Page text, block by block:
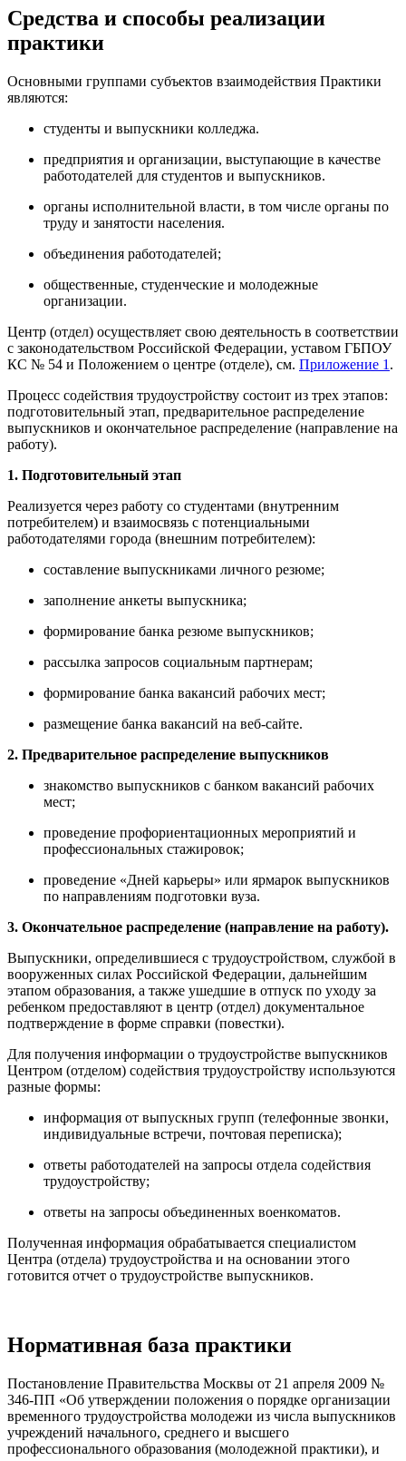
Средства и способы реализации
практики
Основными группами субъектов взаимодействия Практики
являются:
студенты и выпускники колледжа.
предприятия и организации, выступающие в качестве
работодателей для студентов и выпускников.
органы исполнительной власти, в том числе органы по
труду и занятости населения.
объединения работодателей;
общественные, студенческие и молодежные
организации.
Центр (отдел) осуществляет свою деятельность в соответствии
с законодательством Российской Федерации, уставом ГБПОУ
КС № 54 и Положением о центре (отделе), см. Приложение 1 .
Процесс содействия трудоустройству состоит из трех этапов:
подготовительный этап, предварительное распределение
выпускников и окончательное распределение (направление на
работу).
1. Подготовительный этап
Реализуется через работу со студентами (внутренним
потребителем) и взаимосвязь с потенциальными
работодателями города (внешним потребителем):
составление выпускниками личного резюме;
заполнение анкеты выпускника;
формирование банка резюме выпускников;
рассылка запросов социальным партнерам;
формирование банка вакансий рабочих мест;
размещение банка вакансий на веб-сайте.
2. Предварительное распределение выпускников
знакомство выпускников с банком вакансий рабочих
мест;
проведение профориентационных мероприятий и
профессиональных стажировок;
проведение «Дней карьеры» или ярмарок выпускников
по направлениям подготовки вуза.
3. Окончательное распределение (направление на работу).
Выпускники, определившиеся с трудоустройством, службой в
вооруженных силах Российской Федерации, дальнейшим
этапом образования, а также ушедшие в отпуск по уходу за
ребенком предоставляют в центр (отдел) документальное
подтверждение в форме справки (повестки).
Для получения информации о трудоустройстве выпускников
Центром (отделом) содействия трудоустройству используются
разные формы:
информация от выпускных групп (телефонные звонки,
индивидуальные встречи, почтовая переписка);
ответы работодателей на запросы отдела содействия
трудоустройству;
ответы на запросы объединенных военкоматов.
Полученная информация обрабатывается специалистом
Центра (отдела) трудоустройства и на основании этого
готовится отчет о трудоустройстве выпускников.
Нормативная база практики
Постановление Правительства Москвы от 21 апреля 2009 №
346-ПП «Об утверждении положения о порядке организации
временного трудоустройства молодежи из числа выпускников
учреждений начального, среднего и высшего
профессионального образования (молодежной практики), и